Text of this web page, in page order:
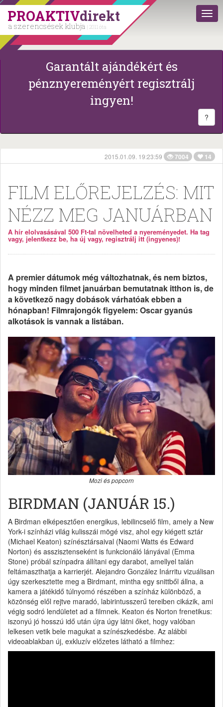
PROAKTIVdirekt
a szerencsések klubja | 2011 óta
Garantált ajándékért és
pénznyereményért regisztrálj
ingyen!
?
2015.01.09. 19:23:59 7004 14
FILM ELŐREJELZÉS: MIT
NÉZZ MEG JANUÁRBAN
A hír elolvasásával 500 Ft-tal növelheted a nyereményedet. Ha tag
vagy, jelentkezz be, ha új vagy, regisztrálj itt (ingyenes)!
A premier dátumok még változhatnak, és nem biztos,
hogy minden filmet januárban bemutatnak itthon is, de
a következő nagy dobások várhatóak ebben a
hónapban! Filmrajongók figyelem: Oscar gyanús
alkotások is vannak a listában.
Mozi és popcorn
BIRDMAN (JANUÁR 15.)
A Birdman elképesztően energikus, lebilincselő film, amely a New
York-i színházi világ kulisszái mögé visz, ahol egy kiégett sztár
(Michael Keaton) színésztársaival (Naomi Watts és Edward
Norton) és asszisztenseként is funkcionáló lányával (Emma
Stone) próbál színpadra állítani egy darabot, amellyel talán
feltámaszthatja a karrierjét. Alejandro González Inárritu vizuálisan
úgy szerkesztette meg a Birdmant, mintha egy snittből állna, a
kamera a játékidő túlnyomó részében a színház különböző, a
közönség elől rejtve maradó, labirintusszerű tereiben cikázik, ami
végig sodró lendületet ad a filmnek. Keaton és Norton frenetikus:
iszonyú jó hosszú idő után újra úgy látni őket, hogy valóban
lelkesen vetik bele magukat a színészkedésbe. Az alábbi
videoablakban új, exkluzív előzetes látható a filmhez: